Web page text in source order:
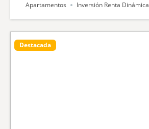
Apartamentos Inversión Renta Dinámica
Destacada